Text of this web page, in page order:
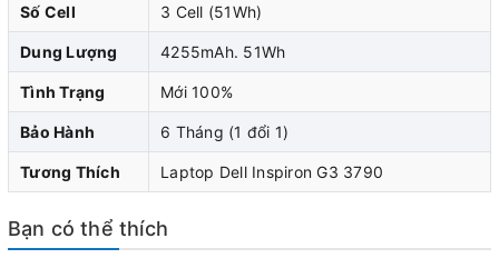
Pin laptop Dell đóng vai trò quan trọng trong việc cung
cấp năng lượng cho laptop dell của bạn. Khi pin laptop
nhanh hết pin, sạc không vào pin, pin bị biến dạng...
Số Cell 3 Cell (51Wh)
Dung Lượng 4255mAh. 51Wh
Tình Trạng Mới 100%
Bảo Hành 6 Tháng (1 đổi 1)
Tương Thích Laptop Dell Inspiron G3 3790
Bạn có thể thích